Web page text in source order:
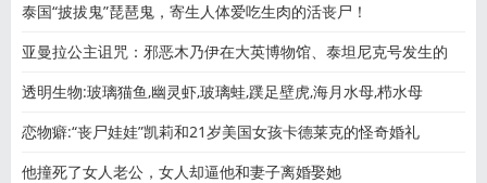
泰国“披拔鬼”琵琶鬼，寄生人体爱吃生肉的活丧尸！
亚曼拉公主诅咒：邪恶木乃伊在大英博物馆、泰坦尼克号发生的
透明生物:玻璃猫鱼,幽灵虾,玻璃蛙,蹼足壁虎,海月水母,栉水母
恋物癖:“丧尸娃娃”凯莉和21岁美国女孩卡德莱克的怪奇婚礼
他撞死了女人老公，女人却逼他和妻子离婚娶她